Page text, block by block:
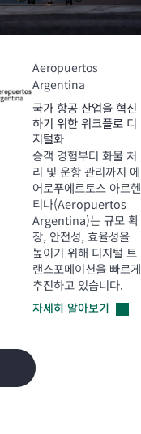
Aeropuertos
Argentina
국가 항공 산업을 혁신
하기 위한 워크플로 디
지털화
승객 경험부터 화물 처
리 및 운항 관리까지 에
어로푸에르토스 아르헨
티나(Aeropuertos
Argentina)는 규모 확
장, 안전성, 효율성을
높이기 위해 디지털 트
랜스포메이션을 빠르게
추진하고 있습니다.
자세히 알아보기